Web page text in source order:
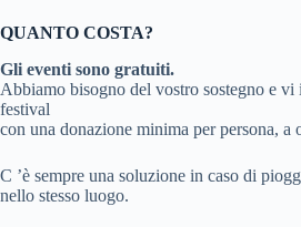
QUANTO COSTA?
Gli eventi sono gratuiti.
Abbiamo bisogno del vostro sostegno e vi
festival
con una donazione minima per persona, a
C ’è sempre una soluzione in caso di
nello stesso luogo.